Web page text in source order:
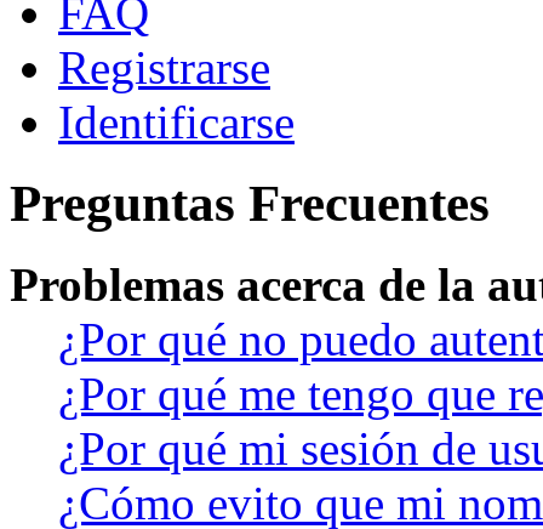
FAQ
Registrarse
Identificarse
Preguntas Frecuentes
Problemas acerca de la
¿Por qué no puedo
¿Por qué me tengo que
¿Por qué mi sesión de
¿Cómo evito que mi